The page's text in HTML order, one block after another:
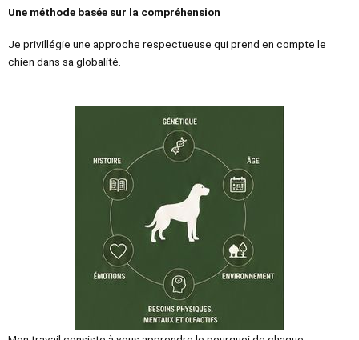
Une méthode basée sur la compréhension
Je privillégie une approche respectueuse qui prend en compte le
chien dans sa globalité.